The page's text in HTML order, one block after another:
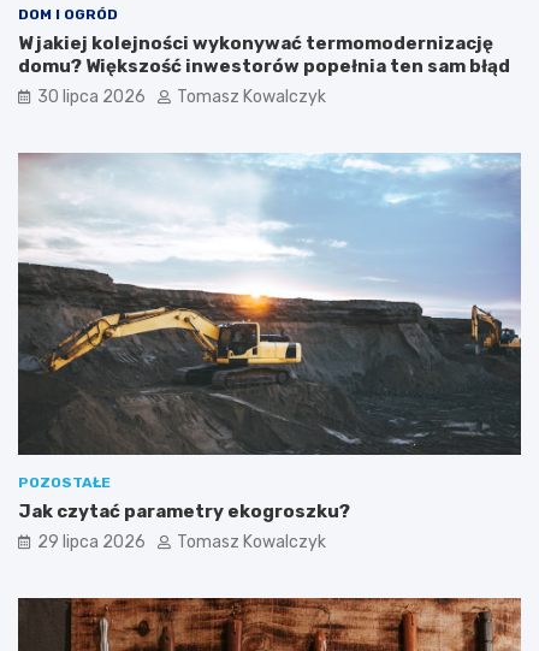
DOM I OGRÓD
W jakiej kolejności wykonywać termomodernizację
domu? Większość inwestorów popełnia ten sam błąd
30 lipca 2026 Tomasz Kowalczyk
POZOSTAŁE
Jak czytać parametry ekogroszku?
29 lipca 2026 Tomasz Kowalczyk